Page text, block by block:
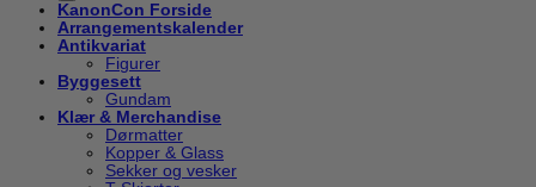
KanonCon Forside
Arrangementskalender
Antikvariat
Figurer
Byggesett
Gundam
Klær & Merchandise
Dørmatter
Kopper & Glass
Sekker og vesker